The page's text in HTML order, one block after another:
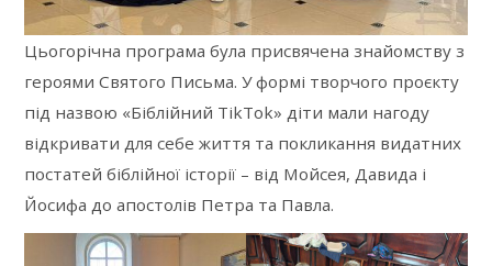
Цьогорічна програма була присвячена знайомству з
героями Святого Письма. У формі творчого проєкту
під назвою «Біблійний TikTok» діти мали нагоду
відкривати для себе життя та покликання видатних
постатей біблійної історії – від Мойсея, Давида і
Йосифа до апостолів Петра та Павла.